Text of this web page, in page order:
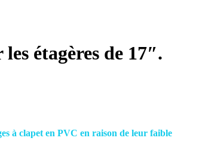
étagères de 17″.
à clapet en PVC en raison de leur faible